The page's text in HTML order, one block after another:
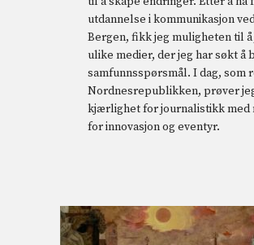
utdannelse i kommunikasjon
Bergen, fikk jeg muligheten til
ulike medier, der jeg har søkt å
samfunnsspørsmål. I dag, som
Nordnesrepublikken, prøver
kjærlighet for journalistikk med
for innovasjon og eventyr.